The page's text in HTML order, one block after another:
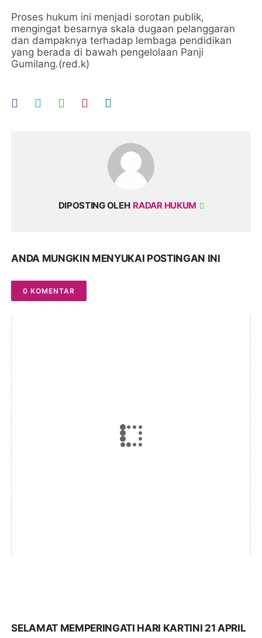
Proses hukum ini menjadi sorotan publik,
mengingat besarnya skala dugaan pelanggaran
dan dampaknya terhadap lembaga pendidikan
yang berada di bawah pengelolaan Panji
Gumilang.(red.k)
DIPOSTING OLEH RADAR HUKUM
ANDA MUNGKIN MENYUKAI POSTINGAN INI
0 KOMENTAR
SELAMAT MEMPERINGATI HARI KARTINI 21 APRIL